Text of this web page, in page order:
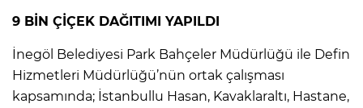
9 BİN ÇİÇEK DAĞITIMI YAPILDI
İnegöl Belediyesi Park Bahçeler Müdürlüğü ile Defin
Hizmetleri Müdürlüğü’nün ortak çalışması
kapsamında; İstanbullu Hasan, Kavaklaraltı, Hastane,